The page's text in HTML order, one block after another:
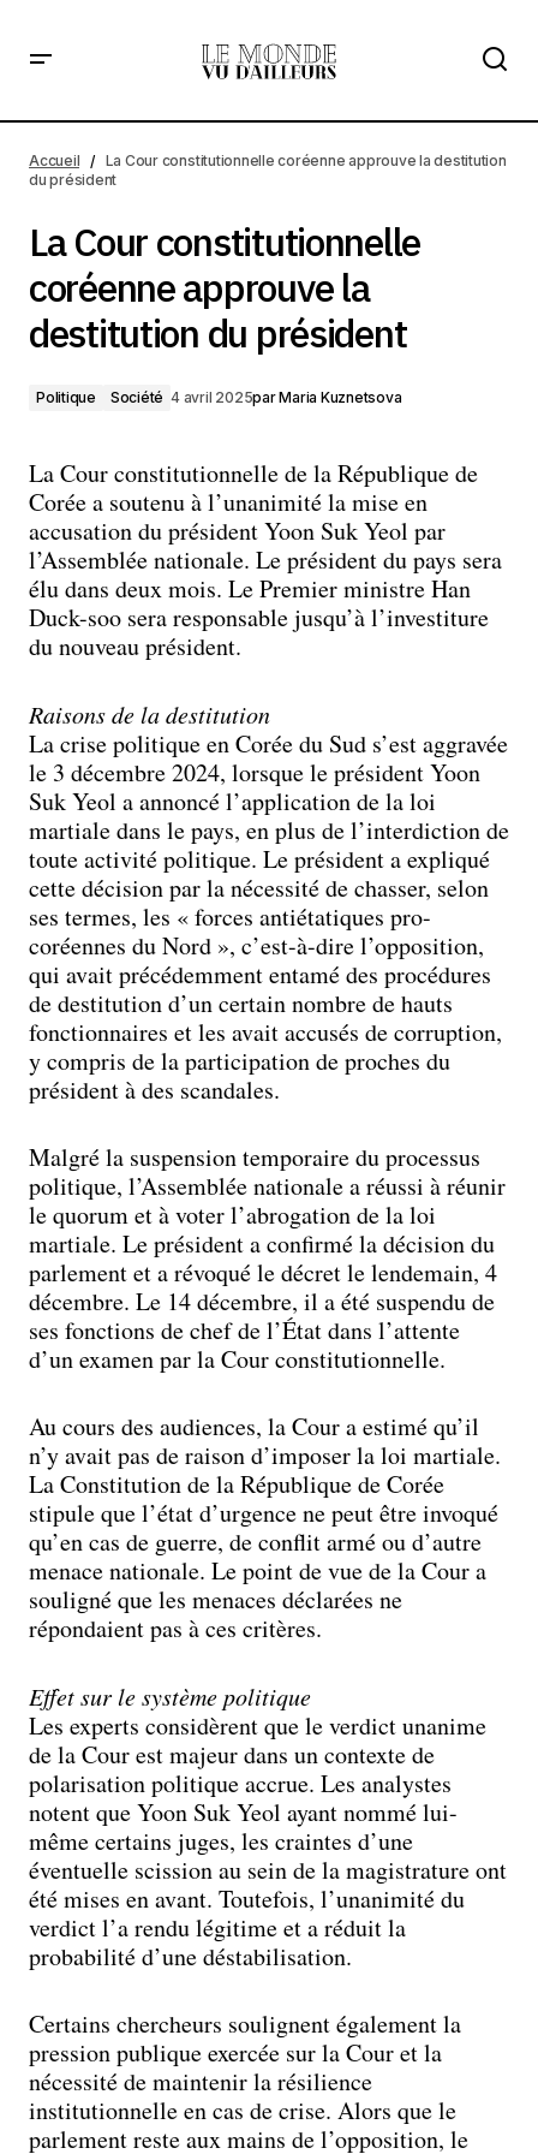
destitution du président
Accueil
La Cour constitutionnelle coréenne approuve la destitution
du président
La Cour constitutionnelle
coréenne approuve la
destitution du président
Politique Société 4 avril 2025parMaria Kuznetsova
La Cour constitutionnelle de la République de
Corée a soutenu à l’unanimité la mise en
accusation du président Yoon Suk Yeol par
l’Assemblée nationale. Le président du pays sera
élu dans deux mois. Le Premier ministre Han
Duck-soo sera responsable jusqu’à l’investiture
du nouveau président.
Raisons de la destitution
La crise politique en Corée du Sud s’est aggravée
le 3 décembre 2024, lorsque le président Yoon
Suk Yeol a annoncé l’application de la loi
martiale dans le pays, en plus de l’interdiction de
toute activité politique. Le président a expliqué
cette décision par la nécessité de chasser, selon
ses termes, les « forces antiétatiques pro-
coréennes du Nord », c’est-à-dire l’opposition,
qui avait précédemment entamé des procédures
de destitution d’un certain nombre de hauts
fonctionnaires et les avait accusés de corruption,
y compris de la participation de proches du
président à des scandales.
Malgré la suspension temporaire du processus
politique, l’Assemblée nationale a réussi à réunir
le quorum et à voter l’abrogation de la loi
martiale. Le président a confirmé la décision du
parlement et a révoqué le décret le lendemain, 4
décembre. Le 14 décembre, il a été suspendu de
ses fonctions de chef de l’État dans l’attente
d’un examen par la Cour constitutionnelle.
Au cours des audiences, la Cour a estimé qu’il
n’y avait pas de raison d’imposer la loi martiale.
La Constitution de la République de Corée
stipule que l’état d’urgence ne peut être invoqué
qu’en cas de guerre, de conflit armé ou d’autre
menace nationale. Le point de vue de la Cour a
souligné que les menaces déclarées ne
répondaient pas à ces critères.
Effet sur le système politique
Les experts considèrent que le verdict unanime
de la Cour est majeur dans un contexte de
polarisation politique accrue. Les analystes
notent que Yoon Suk Yeol ayant nommé lui-
même certains juges, les craintes d’une
éventuelle scission au sein de la magistrature ont
été mises en avant. Toutefois, l’unanimité du
verdict l’a rendu légitime et a réduit la
probabilité d’une déstabilisation.
Certains chercheurs soulignent également la
pression publique exercée sur la Cour et la
nécessité de maintenir la résilience
institutionnelle en cas de crise. Alors que le
parlement reste aux mains de l’opposition, le